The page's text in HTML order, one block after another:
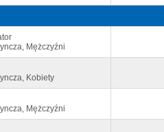
Mężczyźni
Kobiety
Mężczyźni